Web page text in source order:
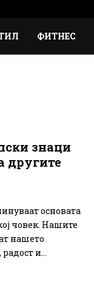
ФИТНЕС
знаци
другите
основата
човек. Нашите
нашето
и...